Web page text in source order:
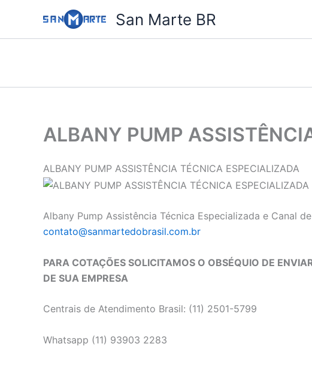
o
San Marte BR
ALBANY PUMP
ALBANY PUMP ASSISTÊNCIA TÉCNICA ESPECIALIZADA
Albany Pump Assistência Técnica Especializada e Canal
contato@sanmartedobrasil.com.br
PARA COTAÇÕES SOLICITAMOS O OBSÉQUIO DE
DE SUA EMPRESA
Centrais de Atendimento Brasil: (11) 2501-5799
Whatsapp (11) 93903 2283